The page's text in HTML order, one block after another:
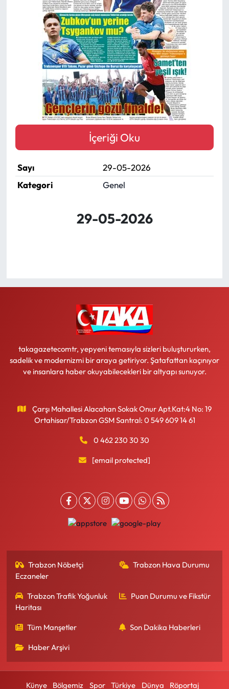
İçeriği Oku
Sayı
29-05-2026
Kategori
Genel
29-05-2026
takagazetecomtr, yepyeni temasıyla sizleri buluştururken,
sadelik ve modernizmi bir araya getiriyor. Şatafattan kaçınıyor
ve insanlara haber okuyabilecekleri bir altyapı sunuyor.
Çarşı Mahallesi Alacahan Sokak Onur Apt.Kat:4 No: 19
Ortahisar/Trabzon GSM Santral: 0 549 609 14 61
0 462 230 30 30
[email protected]
Trabzon Nöbetçi
Eczaneler
Trabzon Hava Durumu
Trabzon Trafik Yoğunluk
Haritası
Puan Durumu ve Fikstür
Tüm Manşetler Son Dakika Haberleri
Haber Arşivi
Künye Bölgemiz Spor Türkiye Dünya Röportaj
Mektup Galeri
Röportaj
Manşet
Köşe Yazıları
Karikatür Galeri
BIK
ASTROLOJİ